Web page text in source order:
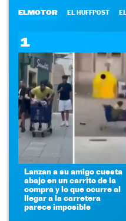
ELMOTOR EL HUFFPOST
1
Lanzan a su amigo cuesta
abajo en un carrito de la
compra y lo que ocurre al
llegar a la carretera
parece imposible